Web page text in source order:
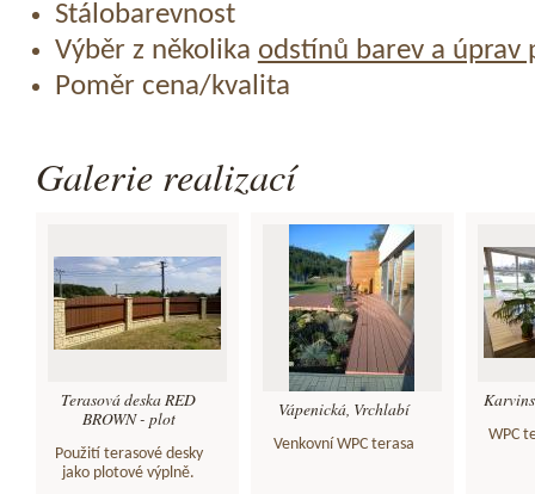
Stálobarevnost
Výběr z několika odstínů barev a úprav
Poměr cena/kvalita
Galerie realizací
Terasová deska RED
BROWN - plot
Použití terasové desky
jako plotové výplně.
Vápenická, Vrchlabí
Venkovní WPC terasa
WPC